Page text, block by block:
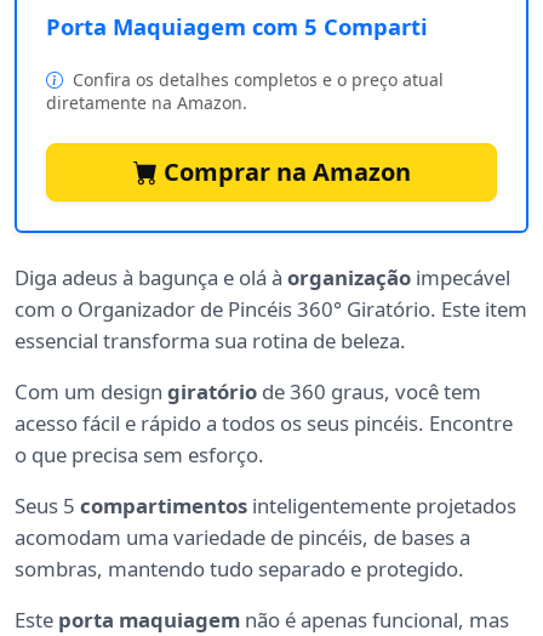
Porta Maquiagem com 5 Comparti
Confira os detalhes completos e o preço atual
diretamente na Amazon.
Comprar na Amazon
Diga adeus à bagunça e olá à organização impecável
com o Organizador de Pincéis 360° Giratório. Este item
essencial transforma sua rotina de beleza.
Com um design giratório de 360 graus, você tem
acesso fácil e rápido a todos os seus pincéis. Encontre
o que precisa sem esforço.
Seus 5 compartimentos inteligentemente projetados
acomodam uma variedade de pincéis, de bases a
sombras, mantendo tudo separado e protegido.
Este porta maquiagem não é apenas funcional, mas